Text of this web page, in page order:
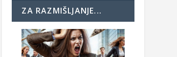
ZA RAZMIŠLJANJE...